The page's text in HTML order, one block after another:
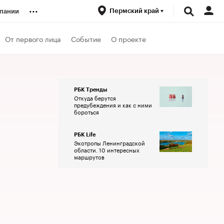
... Пермский край
От первого лица Событие О проекте
РБК Тренды
Откуда берутся
предубеждения и как с ними
бороться
РБК Life
Экотропы Ленинградской
области. 10 интересных
маршрутов